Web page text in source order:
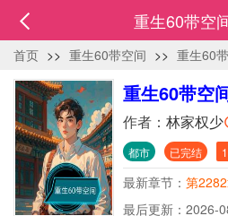
重生60带空
首页 >> 重生60带空间 >> 重生60
重生60带空
作者： 林家权少
都市 已完结
最新章节： 第
最后更新：2026-